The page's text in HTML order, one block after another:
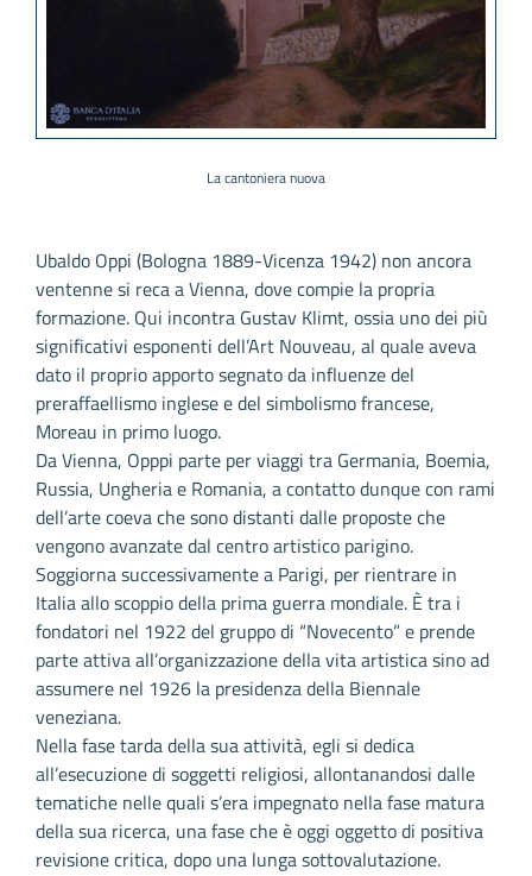
La cantoniera nuova
Ubaldo Oppi (Bologna 1889-Vicenza 1942) non ancora
ventenne si reca a Vienna, dove compie la propria
formazione. Qui incontra Gustav Klimt, ossia uno dei più
significativi esponenti dell’Art Nouveau, al quale aveva
dato il proprio apporto segnato da influenze del
preraffaellismo inglese e del simbolismo francese,
Moreau in primo luogo.
Da Vienna, Opppi parte per viaggi tra Germania, Boemia,
Russia, Ungheria e Romania, a contatto dunque con rami
dell’arte coeva che sono distanti dalle proposte che
vengono avanzate dal centro artistico parigino.
Soggiorna successivamente a Parigi, per rientrare in
Italia allo scoppio della prima guerra mondiale. È tra i
fondatori nel 1922 del gruppo di “Novecento” e prende
parte attiva all’organizzazione della vita artistica sino ad
assumere nel 1926 la presidenza della Biennale
veneziana.
Nella fase tarda della sua attività, egli si dedica
all’esecuzione di soggetti religiosi, allontanandosi dalle
tematiche nelle quali s’era impegnato nella fase matura
della sua ricerca, una fase che è oggi oggetto di positiva
revisione critica, dopo una lunga sottovalutazione.